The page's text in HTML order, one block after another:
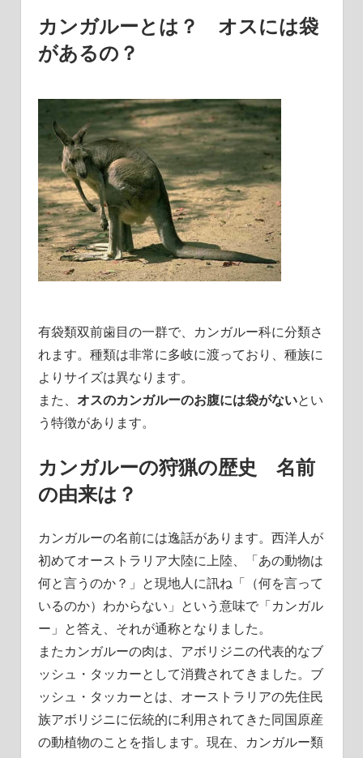
カンガルーとは？ オスには袋
があるの？
有袋類双前歯目の一群で、カンガルー科に分類さ
れます。種類は非常に多岐に渡っており、種族に
よりサイズは異なります。
また、 オスのカンガルーのお腹には袋がないとい
う特徴があります。
カンガルーの狩猟の歴史 名前
の由来は？
カンガルーの名前には逸話があります。西洋人が
初めてオーストラリア大陸に上陸、「あの動物は
何と言うのか？」と現地人に訊ね「（何を言って
いるのか）わからない」という意味で「カンガル
ー」と答え、それが通称となりました。
またカンガルーの肉は、アボリジニの代表的なブ
ッシュ・タッカーとして消費されてきました。 ブ
ッシュ・タッカーとは、オーストラリアの先住民
族アボリジニに伝統的に利用されてきた同国原産
の動植物のことを指します。 現在、カンガルー類